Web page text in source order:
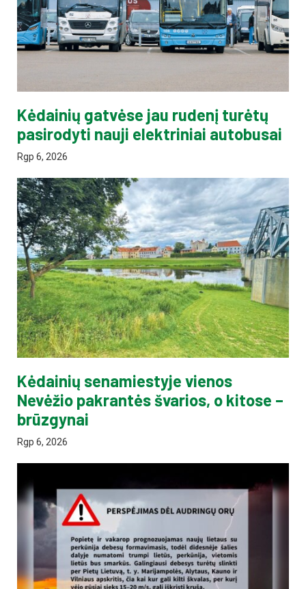
Kėdainių gatvėse jau rudenį turėtų
pasirodyti nauji elektriniai autobusai
Rgp 6, 2026
Kėdainių senamiestyje vienos
Nevėžio pakrantės švarios, o kitose –
brūzgynai
Rgp 6, 2026